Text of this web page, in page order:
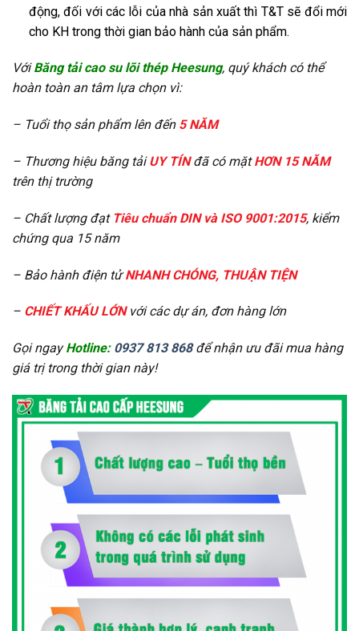
động, đối với các lỗi của nhà sản xuất thì T&T sẽ đổi mới
cho KH trong thời gian bảo hành của sản phẩm.
VớiBăng tải cao su lõi thép Heesung, quý khách có thể
hoàn toàn an tâm lựa chọn vì:
– Tuổi thọ sản phẩm lên đến 5 NĂM
– Thương hiệu băng tảiUY TÍNđã có mặtHƠN 15 NĂM
trên thị trường
– Chất lượng đạt Tiêu chuẩn DIN và ISO 9001:2015, kiểm
chứng qua 15 năm
– Bảo hành điện tửNHANH CHÓNG, THUẬN TIỆN
– CHIẾT KHẤU LỚNvới các dự án, đơn hàng lớn
Gọi ngayHotline: 0937 813 868để nhận ưu đãi mua hàng
giá trị trong thời gian này!